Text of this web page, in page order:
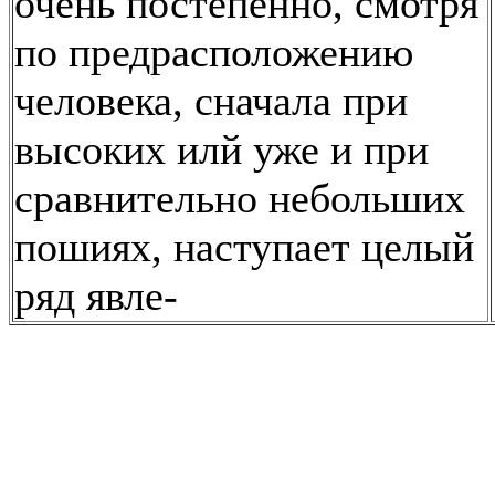
по предрасположению
человека, сначала при
высоких илй уже и при
сравнительно небольших
пошиях, наступает целый
ряд явле-